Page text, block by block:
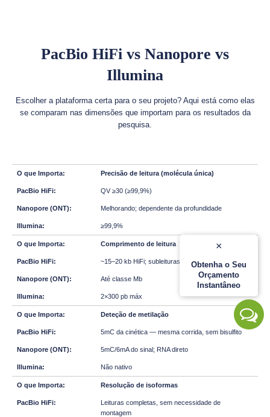
×
Obtenha o Seu
Orçamento
Instantâneo
PacBio HiFi vs Nanopore vs
Illumina
Escolher a plataforma certa para o seu projeto? Aqui está como elas
se comparam nas dimensões que importam para os resultados da
pesquisa.
Precisão de leitura (molécula única)
QV ≥30 (≥99,9%)
Melhorando; dependente da profundidade
≥99,9%
Comprimento de leitura
~15–20 kb HiFi; subleituras mais longas
Até classe Mb
2×300 pb máx
Deteção de metilação
5mC da cinética — mesma corrida, sem bisulfito
5mC/6mA do sinal; RNA direto
Não nativo
Resolução de isoformas
Leituras completas, sem necessidade de
montagem